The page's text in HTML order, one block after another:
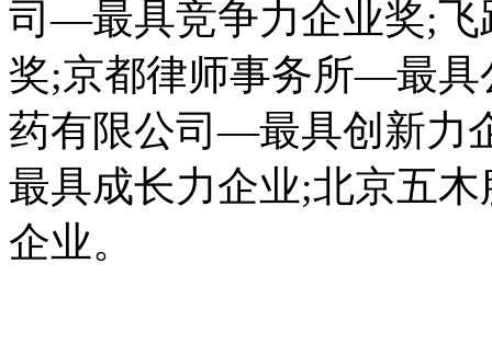
司—最具竞争力企业奖;
奖;京都律师事务所—最具
药有限公司—最具创新力
最具成长力企业;北京五
企业。